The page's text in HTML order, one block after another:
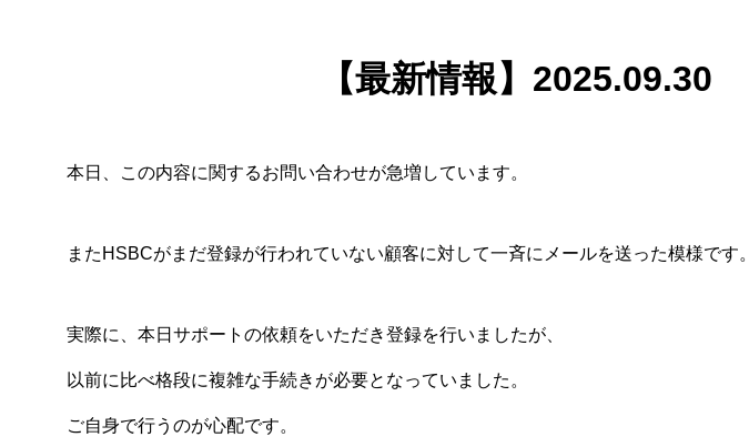
【最新情報】2025.09.30
本日、この内容に関するお問い合わせが急増しています。
またHSBCがまだ登録が行われていない顧客に対して一斉にメールを送った模様です。
実際に、本日サポートの依頼をいただき登録を行いましたが、
以前に比べ格段に複雑な手続きが必要となっていました。
ご自身で行うのが心配です。